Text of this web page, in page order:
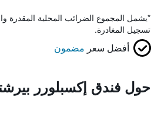
*يشمل المجموع الضرائب المحلية المقدرة
تسجيل المغادرة.
أفضل سعر مضمون
حول فندق إكسبلورر